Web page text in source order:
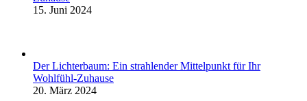
15. Juni 2024
Der Lichterbaum: Ein strahlender Mittelpunkt für Ihr
Wohlfühl-Zuhause
20. März 2024